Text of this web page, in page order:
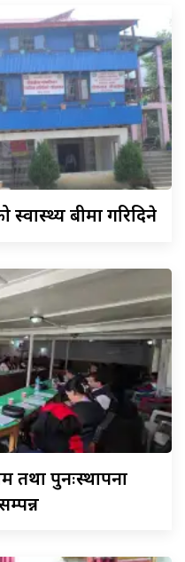
स्वास्थ्य बीमा गरिदिने
तथा पुनःस्थापना